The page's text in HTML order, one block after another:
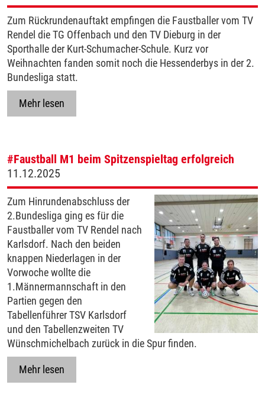
Zum Rückrundenauftakt empfingen die Faustballer vom TV
Rendel die TG Offenbach und den TV Dieburg in der
Sporthalle der Kurt-Schumacher-Schule. Kurz vor
Weihnachten fanden somit noch die Hessenderbys in der 2.
Bundesliga statt.
Mehr lesen
#Faustball M1 beim Spitzenspieltag erfolgreich
11.12.2025
Zum Hinrundenabschluss der
2.Bundesliga ging es für die
Faustballer vom TV Rendel nach
Karlsdorf. Nach den beiden
knappen Niederlagen in der
Vorwoche wollte die
1.Männermannschaft in den
Partien gegen den
Tabellenführer TSV Karlsdorf
und den Tabellenzweiten TV
Wünschmichelbach zurück in die Spur finden.
Mehr lesen